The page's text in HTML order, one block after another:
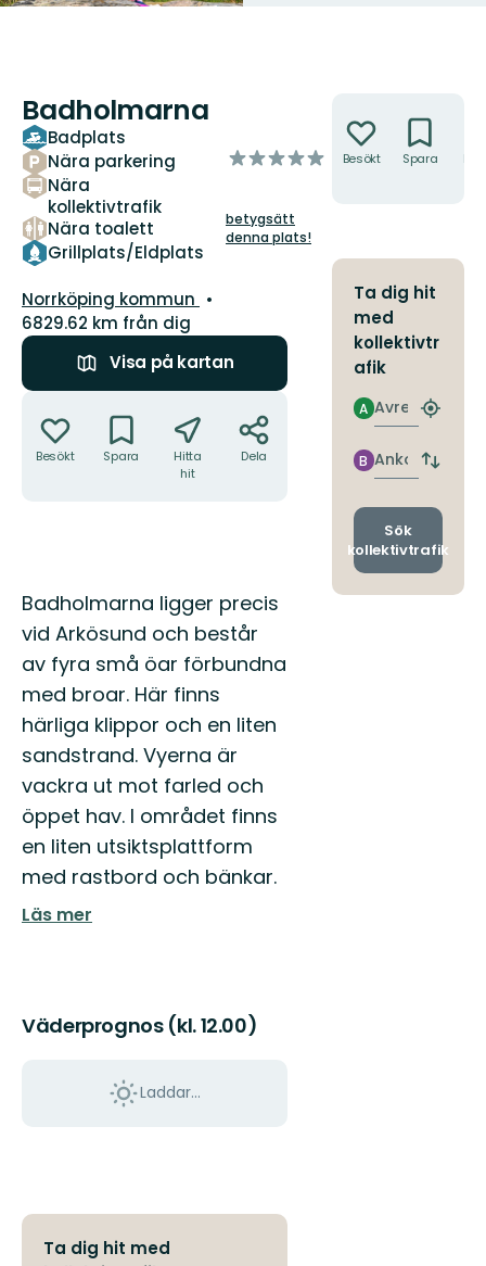
Badholmarna
Badplats
Nära parkering
Nära
kollektivtrafik
Nära toalett
Grillplats/Eldplats
av
betygsätt
denna plats!
Guide:
Norrköping kommun
6829.62 km från dig
Visa på kartan
Besökt Spara
Hitta
hit
Dela
Beskrivning
Badholmarna ligger precis
vid Arkösund och består
av fyra små öar förbundna
med broar. Här finns
härliga klippor och en liten
sandstrand. Vyerna är
vackra ut mot farled och
öppet hav. I området finns
en liten utsiktsplattform
med rastbord och bänkar.
Läs mer
Väderprognos (kl. 12.00)
Laddar...
Ta dig hit med
Besökt Spara
Ta dig hit
med
kollektivtr
afik
Avresa
A
Hitta
Ankomst
B
Byt
och
Sök
kollektivtrafik